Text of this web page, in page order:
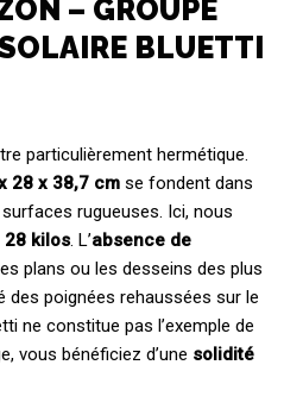
– GROUPE
BLUETTI
particulièrement hermétique.
28 x 38,7 cm se fondent dans
rugueuses. Ici, nous
28 kilos . L’absence de
plans ou les desseins des plus
des poignées rehaussées sur le
ne constitue pas l’exemple de
vous bénéficiez d’une solidité